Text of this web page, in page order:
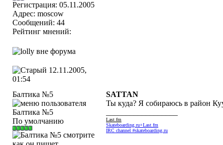
Регистрация: 05.11.2005
Адрес: moscow
Сообщений: 44
Рейтинг мнений:
12.11.2005,
01:54
Балтика №5
По умолчанию
SATTAN
Ты куда? Я собираюсь в район
Last.fm
Skateboarding.ru+Last.fm
IRC channel #skateboarding.ru